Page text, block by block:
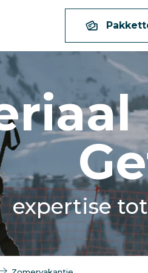
expertise